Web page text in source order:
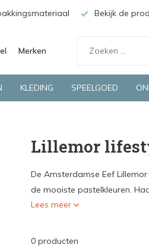
Bekijk de
Merken
KLEDING SPEELGOED
Lillemor
De Amsterdamse Eef
de mooiste pastelkleuren.
Lees meer
0 producten